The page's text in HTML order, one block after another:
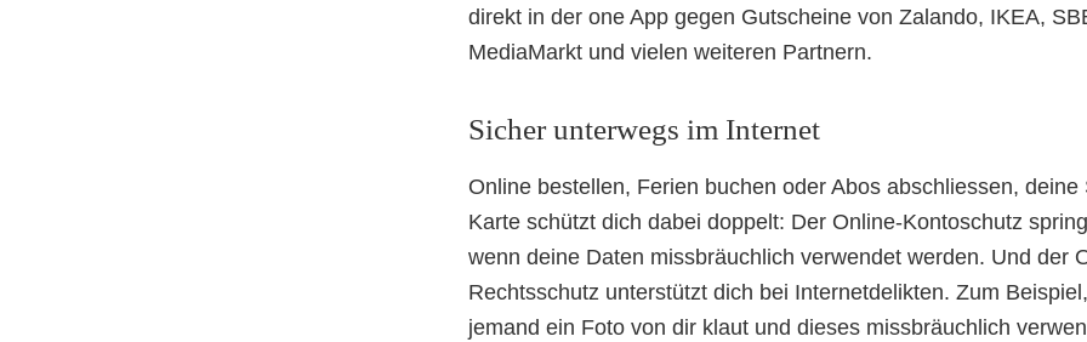
direkt in der one App gegen Gutscheine von Zalando, IKEA,
MediaMarkt und vielen weiteren Partnern.
Sicher unterwegs im Internet
Online bestellen, Ferien buchen oder Abos abschliessen, deine
Karte schützt dich dabei doppelt: Der Online-Kontoschutz
wenn deine Daten missbräuchlich verwendet werden. Und der
Rechtsschutz unterstützt dich bei Internetdelikten. Zum
jemand ein Foto von dir klaut und dieses missbräuchlich